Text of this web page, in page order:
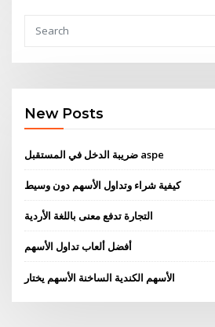
New Posts
ضريبة الدخل في المستقبل aspe
كيفية شراء وتداول الأسهم دون وسيط
التجارة تدفع معنى باللغة الأردية
أفضل ألعاب تداول الأسهم
الأسهم الكندية الساخنة الأسهم يختار